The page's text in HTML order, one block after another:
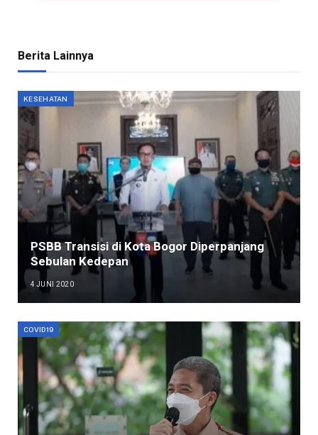
Berita Lainnya
KESEHATAN
PSBB Transisi di Kota Bogor Diperpanjang
Sebulan Kedepan
4 JUNI 2020
COVID19